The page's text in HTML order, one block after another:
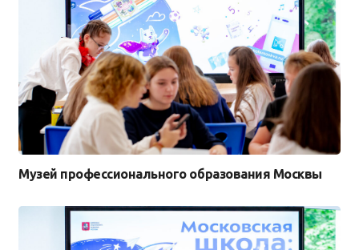
Музей профессионального образования Москвы